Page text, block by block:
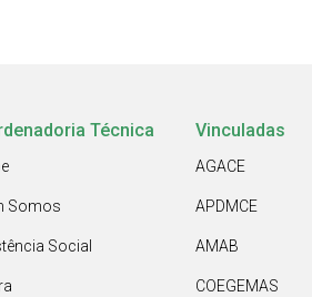
Técnica
Somos
Social
Vinculadas
AGACE
APDMCE
AMAB
COEGEMAS